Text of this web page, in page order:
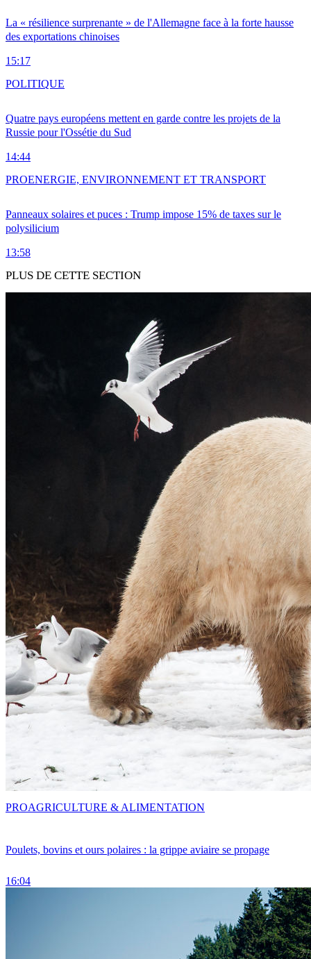
La « résilience surprenante » de l'Allemagne face à la forte hausse
des exportations chinoises
15:17
Quatre pays européens mettent en garde contre les projets de la
Russie pour l'Ossétie du Sud
14:44
POLITIQUE
Panneaux solaires et puces : Trump impose 15% de taxes sur le
polysilicium
13:58
PROENERGIE, ENVIRONNEMENT ET TRANSPORT
PLUS DE CETTE SECTION
Poulets, bovins et ours polaires : la grippe aviaire se propage
16:04
PROAGRICULTURE & ALIMENTATION